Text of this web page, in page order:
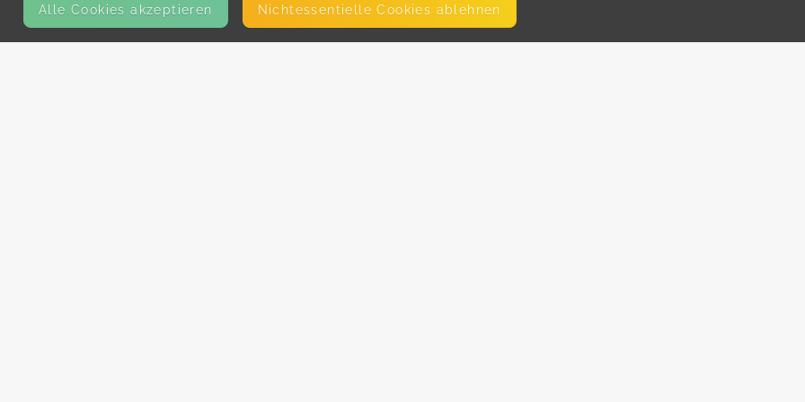
Alle Cookies akzeptieren Nicht­essentielle Cookies ablehnen